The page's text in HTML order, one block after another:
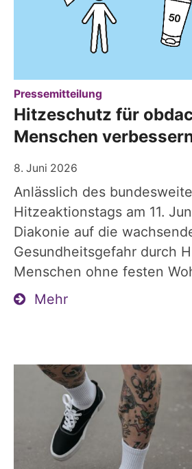
Pressemitteilung
Hitzeschutz für
Menschen
8. Juni 2026
Anlässlich des
Hitzeaktionstags am 11.
Diakonie auf die
Gesundheitsgefahr durch
Menschen ohne festen
Mehr